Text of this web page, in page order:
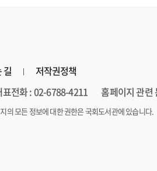
길
저작권정책
표전화 : 02-6788-4211 홈페이지 관
의 모든 정보에 대한 권한은 국회도서관에 있습니다.